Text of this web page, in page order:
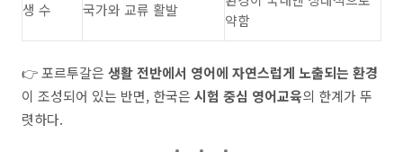
생 수 국가와 교류 활발
약함
👉 포르투갈은 생활 전반에서 영어에 자연스럽게 노출되는 환경
이 조성되어 있는 반면, 한국은 시험 중심 영어교육의 한계가 뚜
렷하다.